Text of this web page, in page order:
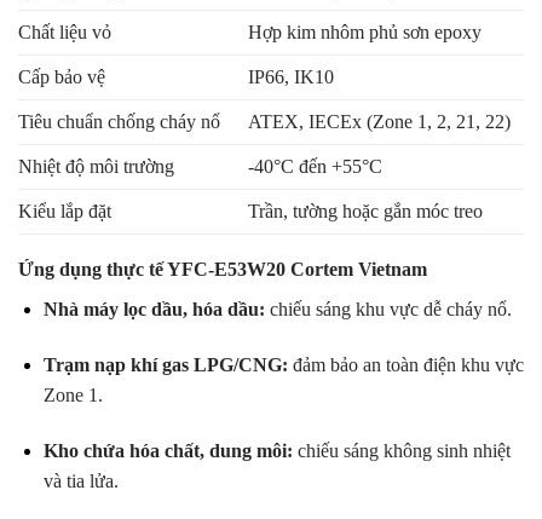
Chất liệu vỏ Hợp kim nhôm phủ sơn epoxy
Cấp bảo vệ IP66, IK10
Tiêu chuẩn chống cháy nổ ATEX, IECEx (Zone 1, 2, 21, 22)
Nhiệt độ môi trường -40°C đến +55°C
Kiểu lắp đặt Trần, tường hoặc gắn móc treo
Ứng dụng thực tế YFC-E53W20 Cortem Vietnam
Nhà máy lọc dầu, hóa dầu: chiếu sáng khu vực dễ cháy nổ.
Trạm nạp khí gas LPG/CNG: đảm bảo an toàn điện khu vực
Zone 1.
Kho chứa hóa chất, dung môi: chiếu sáng không sinh nhiệt
và tia lửa.